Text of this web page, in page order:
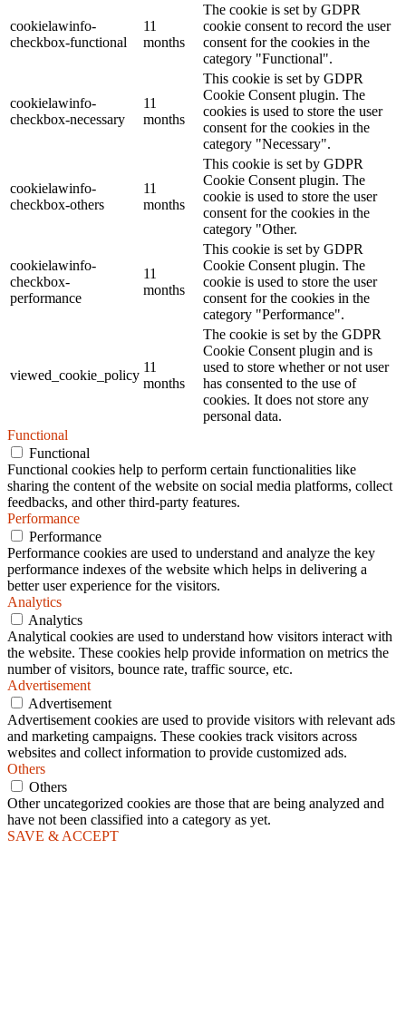
cookielawinfo-
checkbox-functional
11
months
The cookie is set by GDPR
cookie consent to record the user
consent for the cookies in the
category "Functional".
cookielawinfo-
checkbox-necessary
11
months
This cookie is set by GDPR
Cookie Consent plugin. The
cookies is used to store the user
consent for the cookies in the
category "Necessary".
cookielawinfo-
checkbox-others
11
months
This cookie is set by GDPR
Cookie Consent plugin. The
cookie is used to store the user
consent for the cookies in the
category "Other.
cookielawinfo-
checkbox-
performance
11
months
This cookie is set by GDPR
Cookie Consent plugin. The
cookie is used to store the user
consent for the cookies in the
category "Performance".
viewed_cookie_policy
11
months
The cookie is set by the GDPR
Cookie Consent plugin and is
used to store whether or not user
has consented to the use of
cookies. It does not store any
personal data.
Functional
Functional
Functional cookies help to perform certain functionalities like
sharing the content of the website on social media platforms, collect
feedbacks, and other third-party features.
Performance
Performance
Performance cookies are used to understand and analyze the key
performance indexes of the website which helps in delivering a
better user experience for the visitors.
Analytics
Analytics
Analytical cookies are used to understand how visitors interact with
the website. These cookies help provide information on metrics the
number of visitors, bounce rate, traffic source, etc.
Advertisement
Advertisement
Advertisement cookies are used to provide visitors with relevant ads
and marketing campaigns. These cookies track visitors across
websites and collect information to provide customized ads.
Others
Others
Other uncategorized cookies are those that are being analyzed and
have not been classified into a category as yet.
SAVE & ACCEPT